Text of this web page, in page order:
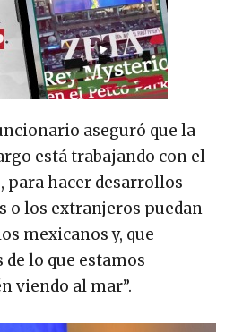
aseguró que la
está trabajando con el
hacer desarrollos
o los extranjeros puedan
mexicanos y, que
lo que estamos
viendo al mar”.